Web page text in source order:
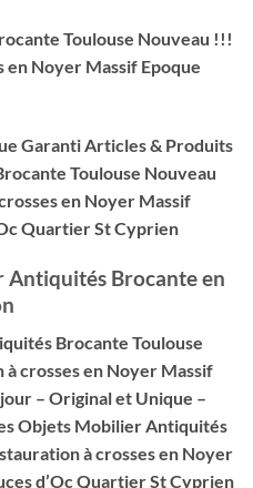
Toulouse Nouveau !!!
en Noyer Massif Epoque
Garanti Articles & Produits
Toulouse Nouveau
en Noyer Massif
Quartier St Cyprien
Brocante en
Brocante Toulouse
crosses en Noyer Massif
– Original et Unique –
Objets Mobilier Antiquités
à crosses en Noyer
d’Oc Quartier St Cyprien